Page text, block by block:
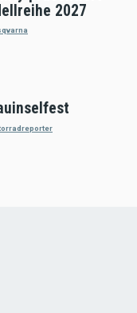
2027